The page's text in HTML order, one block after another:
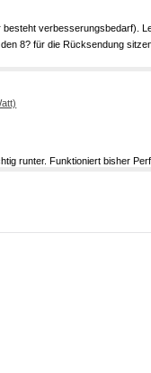
verbesserungsbedarf).
8? für die Rücksendung
runter. Funktioniert bisher